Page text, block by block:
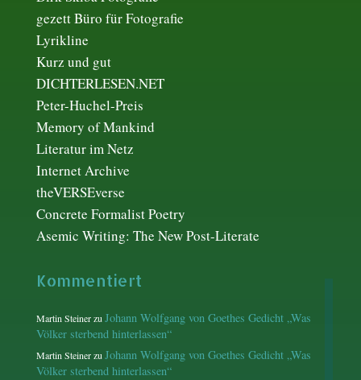
gezett Büro für Fotografie
Lyrikline
Kurz und gut
DICHTERLESEN.NET
Peter-Huchel-Preis
Memory of Mankind
Literatur im Netz
Internet Archive
theVERSEverse
Concrete Formalist Poetry
Asemic Writing: The New Post-Literate
Kommentiert
Martin SteinerzuJohann Wolfgang von Goethes Gedicht „Was
Völker sterbend hinterlassen“
Martin SteinerzuJohann Wolfgang von Goethes Gedicht „Was
Völker sterbend hinterlassen“